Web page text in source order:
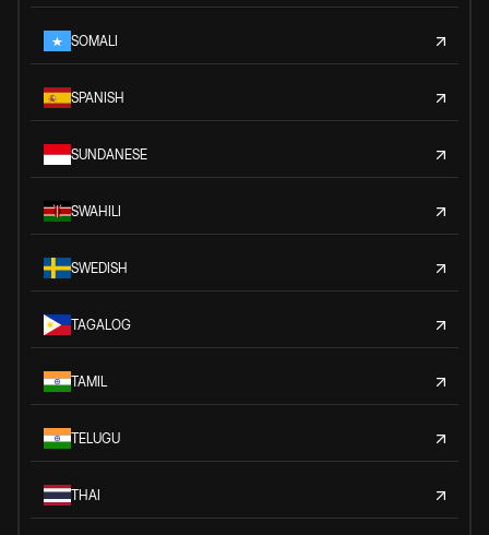
SOMALI
SPANISH
SUNDANESE
SWAHILI
SWEDISH
TAGALOG
TAMIL
TELUGU
THAI